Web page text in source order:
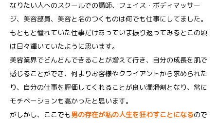
なりたい人へのスクールでの講師、フェイス・ボディマッサー
ジ、美容部員、美容と名のつくものは何でも仕事にしてました。
もともと憧れていた仕事だけあっていま振り返ってみるとこの頃
は日々輝いていたように思います。
美容業界でどんどんできることが増えて行き、自分の成長を肌で
感じることができ、何よりお客様やクライアントから求められた
り、自分の仕事を評価してくれることが良い潤滑剤となり、常に
モチベーションも高かったと思います。
がしかし、ここでも男の存在が私の人生を狂わすことになるので